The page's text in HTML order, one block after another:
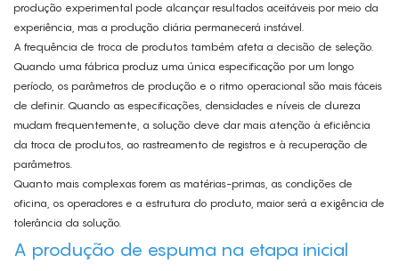
produção experimental pode alcançar resultados aceitáveis ​​por meio da
experiência, mas a produção diária permanecerá instável.
A frequência de troca de produtos também afeta a decisão de seleção.
Quando uma fábrica produz uma única especificação por um longo
período, os parâmetros de produção e o ritmo operacional são mais fáceis
de definir. Quando as especificações, densidades e níveis de dureza
mudam frequentemente, a solução deve dar mais atenção à eficiência
da troca de produtos, ao rastreamento de registros e à recuperação de
parâmetros.
Quanto mais complexas forem as matérias-primas, as condições de
oficina, os operadores e a estrutura do produto, maior será a exigência de
tolerância da solução.
A produção de espuma na etapa inicial